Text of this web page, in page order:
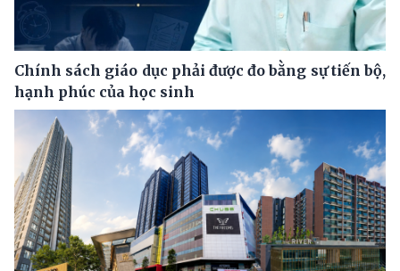
Chính sách giáo dục phải được đo bằng sự tiến bộ,
hạnh phúc của học sinh